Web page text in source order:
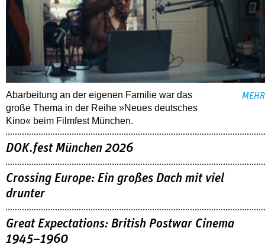
Abarbeitung an der eigenen Familie war das
große Thema in der Reihe »Neues deutsches
Kino« beim Filmfest München.
MEHR
DOK.fest München 2026
Crossing Europe: Ein großes Dach mit viel
drunter
Great Expectations: British Postwar Cinema
1945–1960